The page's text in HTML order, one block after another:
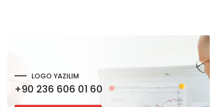
LOGO YAZILIM
+90 236 606 01 60